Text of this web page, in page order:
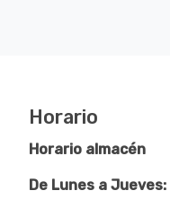
Horario
Horario almacén
De Lunes a Jueves: